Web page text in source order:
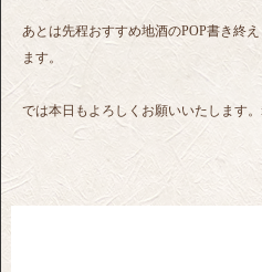
あとは先程おすすめ地酒のPOP書き終
ます。
では本日もよろしくお願いいたします